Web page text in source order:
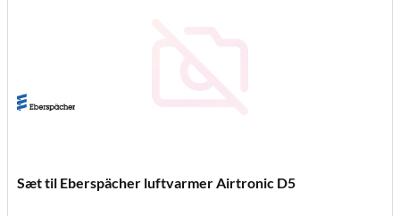
Sæt til Eberspächer luftvarmer Airtronic D5